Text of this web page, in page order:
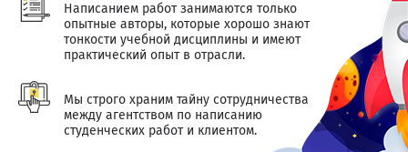
Написанием работ занимаются только
опытные авторы, которые хорошо знают
тонкости учебной дисциплины и имеют
практический опыт в отрасли.
Мы строго храним тайну сотрудничества
между агентством по написанию
студенческих работ и клиентом.